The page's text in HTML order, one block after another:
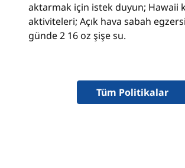
aktarmak için istek duyun; Hawaii
aktiviteleri; Açık hava sabah
günde 2 16 oz şişe su.
Tüm Politikalar